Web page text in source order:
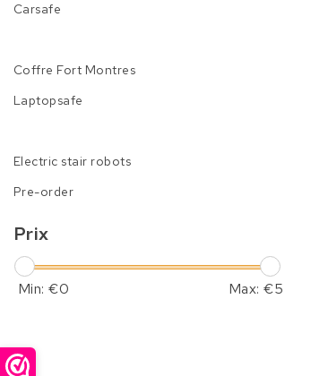
Carsafe
Coffre Fort Montres
Laptopsafe
Electric stair robots
Pre-order
Prix
Min: €0 Max: €5